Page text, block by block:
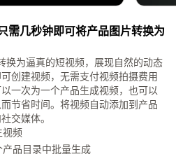
需几秒钟即可将产品图片转换为
换为逼真的短视频，展现自然的动态
创建视频，无需支付视频拍摄费用
一次为一个产品生成视频，也可以
节省时间。将视频自动添加到产品
交媒体。
视频
品目录中批量生成